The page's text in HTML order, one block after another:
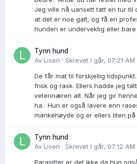
Jeg ville nå uansett tatt en tur til
at det er noe galt, og få en
hunden er undervektig eller
Tynn hund
Av Lisen · Skrevet I går, 07:21 AM
De får mat til forskjellig
frisk og rask. Ellers hadde jeg
veterinæren alt. Når jeg gir
ha. Hun er også lavere enn
mankehøyde og er ellers liten på
Tynn hund
Av Lisen · Skrevet I går, 07:12 AM
Parasitter er det ikke da hun